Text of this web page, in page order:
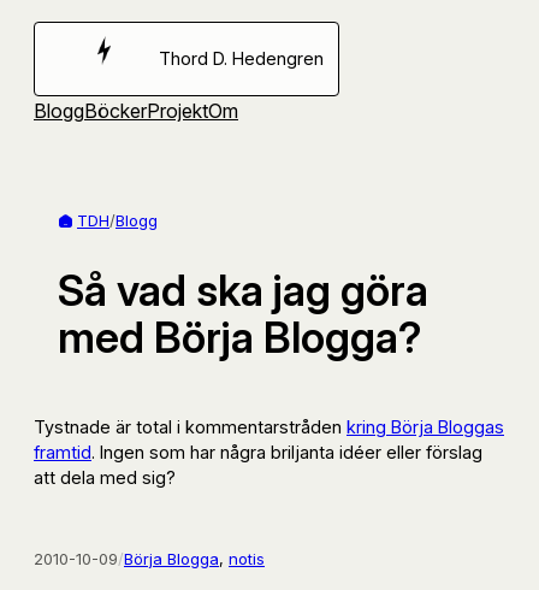
Hoppa
Thord D. Hedengren
BloggBöckerProjektOm
TDH/Blogg
Så vad ska jag göra
med Börja Blogga?
Tystnade är total i kommentarstråden kring Börja Bloggas
framtid. Ingen som har några briljanta idéer eller förslag
att dela med sig?
2010-10-09/Börja Blogga, notis